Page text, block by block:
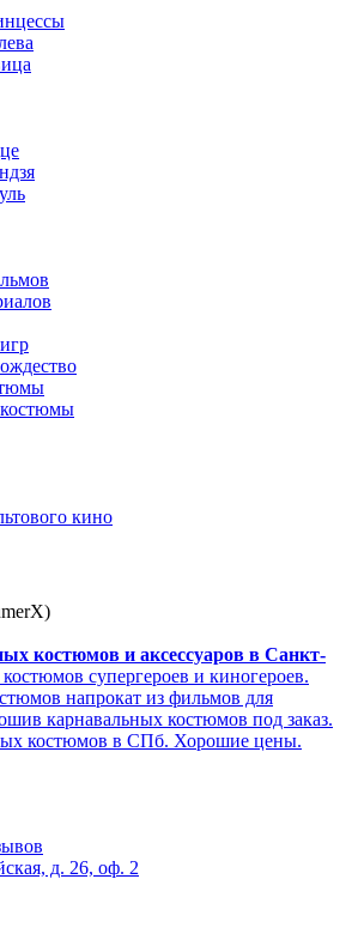
кино
костюмов и аксессуаров в Санкт-
супергероев и киногероев.
напрокат из фильмов для
карнавальных костюмов под заказ.
костюмов в СПб. Хорошие цены.
д. 26, оф. 2